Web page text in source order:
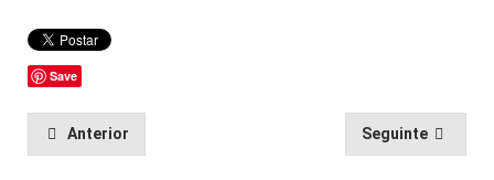
Save
Anterior Seguinte